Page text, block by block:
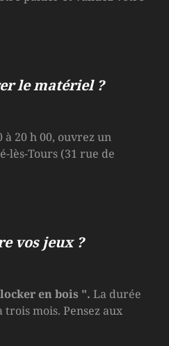
le matériel ?
à 20 h 00, ouvrez un
lès-Tours (31 rue de
vos jeux ?
en bois ". La durée
mois. Pensez aux